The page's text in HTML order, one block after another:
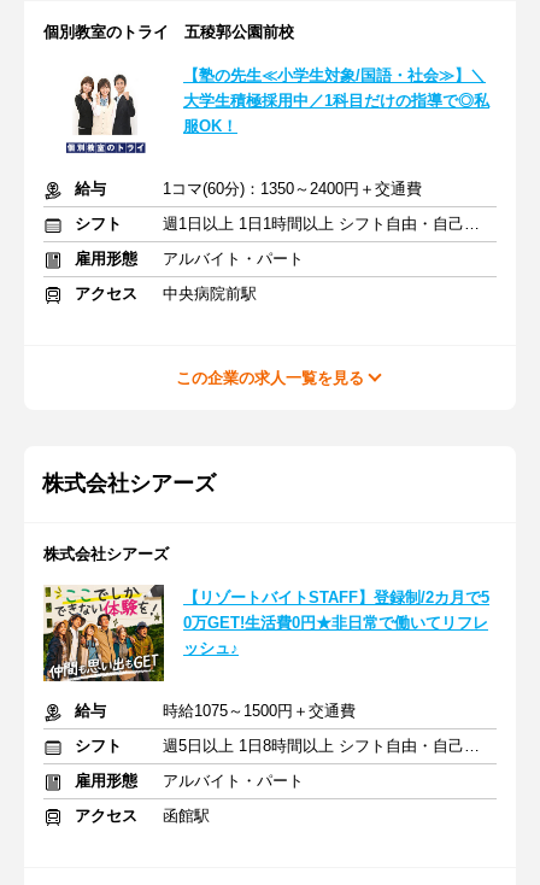
個別教室のトライ 五稜郭公園前校
【塾の先生≪小学生対象/国語・社会≫】＼
大学生積極採用中／1科目だけの指導で◎私
服OK！
給与
1コマ(60分)：1350～2400円＋交通費
シフト
週1日以上 1日1時間以上 シフト自由・自己申告
雇用形態
アルバイト・パート
アクセス
中央病院前駅
この企業の求人一覧を見る
株式会社シアーズ
株式会社シアーズ
【リゾートバイトSTAFF】登録制/2カ月で5
0万GET!生活費0円★非日常で働いてリフレ
ッシュ♪
給与
時給1075～1500円＋交通費
シフト
週5日以上 1日8時間以上 シフト自由・自己申告
雇用形態
アルバイト・パート
アクセス
函館駅